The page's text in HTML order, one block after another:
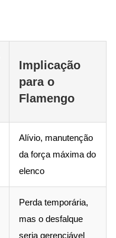
Implicação
para o
Flamengo
Alívio, manutenção
da força máxima do
elenco
Perda temporária,
mas o desfalque
seria gerenciável